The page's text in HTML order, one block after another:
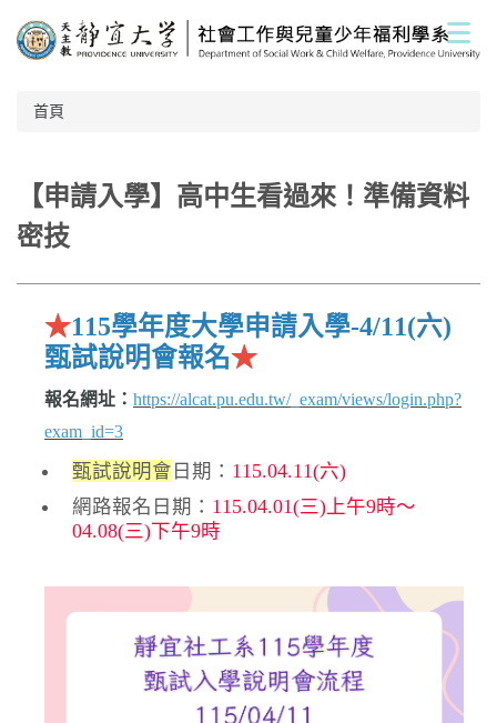
到
主
首頁
【申請入學】高中生看過來！準備資料
密技
★115學年度大學申請入學-4/11(六)
甄試說明會報名★
報名網址： https://alcat.pu.edu.tw/_exam/views/login.php?
exam_id=3
甄試說明會 日期： 115.04.11(六)
網路報名日期： 115.04.01(三)上午9時～
04.08(三)下午9時